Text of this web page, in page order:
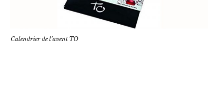
Calendrier de l’avent TO